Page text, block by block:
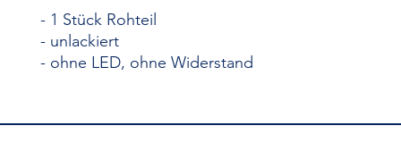
- 1 Stück Rohteil
- unlackiert
- ohne LED, ohne Widerstand